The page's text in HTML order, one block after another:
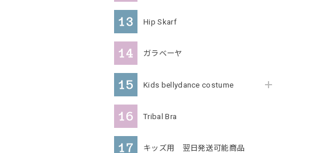
Hip Skarf
ガラベーヤ
Kids bellydance costume
Tribal Bra
キッズ用 翌日発送可能商品